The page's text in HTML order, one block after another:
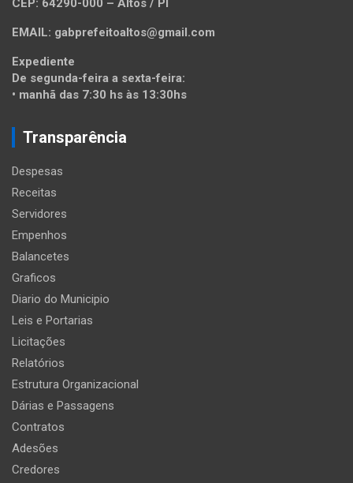
CEP: 64290-000 – Altos / PI
EMAIL: gabprefeitoaltos@gmail.com
Expediente
De segunda-feira a sexta-feira:
• manhã das 7:30 hs às 13:30hs
Transparência
Despesas
Receitas
Servidores
Empenhos
Balancetes
Graficos
Diario do Municipio
Leis e Portarias
Licitações
Relatórios
Estrutura Organizacional
Dárias e Passagens
Contratos
Adesões
Credores